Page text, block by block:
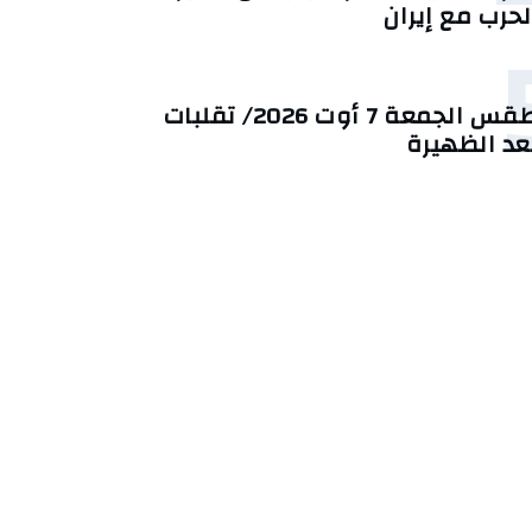
مع إيران
طقس الجمعة 7 أوت 2026/ تقلبات
الظهيرة